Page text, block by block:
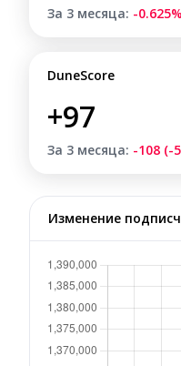
За 3 месяца: -0.625%
DuneScore
+97
За 3 месяца: -108 (-
Изменение